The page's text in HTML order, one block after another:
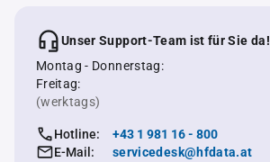
Unser Support-Team ist für Sie da!
Montag - Donnerstag:
Freitag:
(werktags)
Hotline:
+43 1 981 16 - 800
E-Mail:
servicedesk@hfdata.at